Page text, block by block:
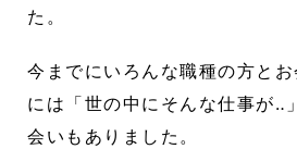
た。
今までにいろんな職種の方と
には「世の中にそんな仕事が‥
会いもありました。